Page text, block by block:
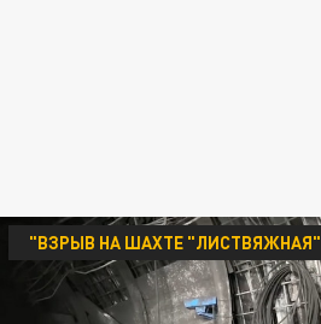
"ВЗРЫВ НА ШАХТЕ "ЛИСТВЯЖНАЯ"